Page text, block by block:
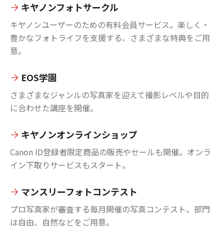
キヤノンフォトサークル
キヤノンユーザーのための有料会員サービス。楽しく・
豊かなフォトライフを支援する、さまざまな特典をご用
意。
EOS学園
さまざまなジャンルの写真家を迎えて撮影レベルや目的
に合わせた講座を開催。
キヤノンオンラインショップ
Canon ID登録者限定商品の販売やセールも開催。オンラ
イン下取りサービスもスタート。
マンスリーフォトコンテスト
プロ写真家が審査する毎月開催の写真コンテスト。部門
は自由、自然などをご用意。